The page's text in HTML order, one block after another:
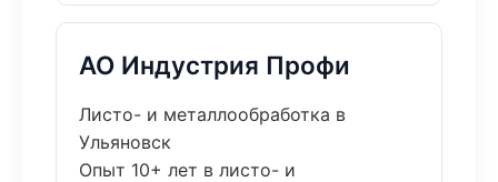
АО Индустрия Профи
Листо- и металлообработка в
Ульяновск
Опыт 10+ лет в листо- и